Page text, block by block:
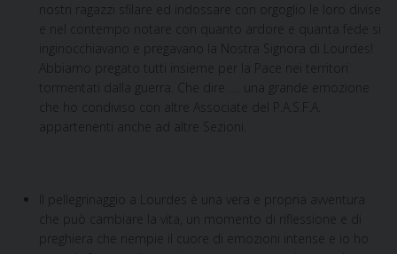
nostri ragazzi sfilare ed indossare con orgoglio le loro divise
e nel contempo notare con quanto ardore e quanta fede si
inginocchiavano e pregavano la Nostra Signora di Lourdes!
Abbiamo pregato tutti insieme per la Pace nei territori
tormentati dalla guerra. Che dire …. una grande emozione
che ho condiviso con altre Associate del P.A.S.F.A.
appartenenti anche ad altre Sezioni.
Il pellegrinaggio a Lourdes è una vera e propria avventura
che può cambiare la vita, un momento di riflessione e di
preghiera che riempie il cuore di emozioni intense e io ho